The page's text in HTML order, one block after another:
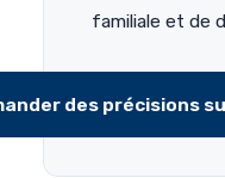
familiale et de
des précisions